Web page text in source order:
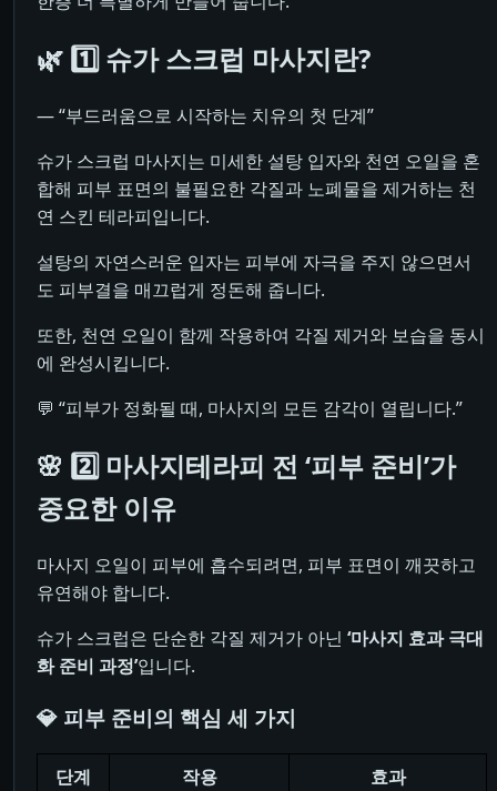
🌿 1️⃣ 슈가 스크럽 마사지란?
― “부드러움으로 시작하는 치유의 첫 단계”
슈가 스크럽 마사지는 미세한 설탕 입자와 천연 오일을 혼
합해 피부 표면의 불필요한 각질과 노폐물을 제거하는 천
연 스킨 테라피입니다.
설탕의 자연스러운 입자는 피부에 자극을 주지 않으면서
도 피부결을 매끄럽게 정돈해 줍니다.
또한, 천연 오일이 함께 작용하여 각질 제거와 보습을 동시
에 완성시킵니다.
💬 “피부가 정화될 때, 마사지의 모든 감각이 열립니다.”
🌸 2️⃣ 마사지테라피 전 ‘피부 준비’가
중요한 이유
마사지 오일이 피부에 흡수되려면, 피부 표면이 깨끗하고
유연해야 합니다.
슈가 스크럽은 단순한 각질 제거가 아닌 ‘마사지 효과 극대
화 준비 과정’입니다.
💎 피부 준비의 핵심 세 가지
단계 작용
효과